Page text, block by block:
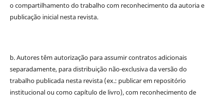
o compartilhamento do trabalho com reconhecimento da autoria e
publicação inicial nesta revista.
b. Autores têm autorização para assumir contratos adicionais
separadamente, para distribuição não-exclusiva da versão do
trabalho publicada nesta revista (ex.: publicar em repositório
institucional ou como capítulo de livro), com reconhecimento de